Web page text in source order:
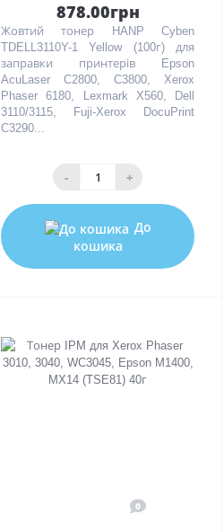
878.00грн
Жовтий тонер HANP Cyben
TDELL3110Y-1 Yellow (100г) для
заправки принтерів Epson
AcuLaser C2800, C3800, Xerox
Phaser 6180, Lexmark X560, Dell
3110/3115, Fuji-Xerox DocuPrint
C3290...
- +
До
кошика
0